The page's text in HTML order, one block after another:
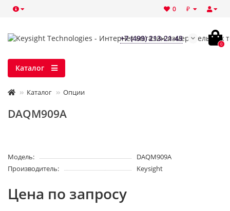
₽
0
+7 (499) 213-21-43
0
Каталог
Каталог Опции
DAQM909A
Модель:
DAQM909A
Производитель:
Keysight
Цена по запросу